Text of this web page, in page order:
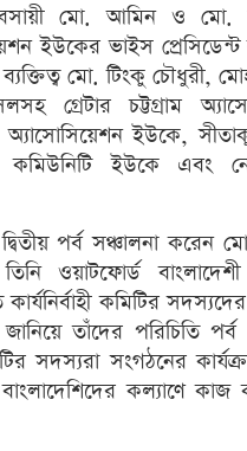
মো. আমিন ও মো.
ইউকের ভাইস
মো. টিংকু চৌধুরী,
গ্রেটার চট্টগ্রাম
অ্যাসোসিয়েশন ইউকে,
কমিউনিটি ইউকে এবং
পর্ব সঞ্চালনা করেন
ওয়াটফোর্ড বাংলাদেশী
কার্যনির্বাহী কমিটির
তাঁদের পরিচিতি পর্ব
সদস্যরা সংগঠনের
কল্যাণে কাজ